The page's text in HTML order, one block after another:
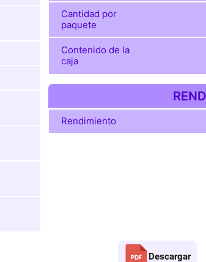
Cantidad por
paquete
Contenido de la
caja
Rendimiento
Descargar